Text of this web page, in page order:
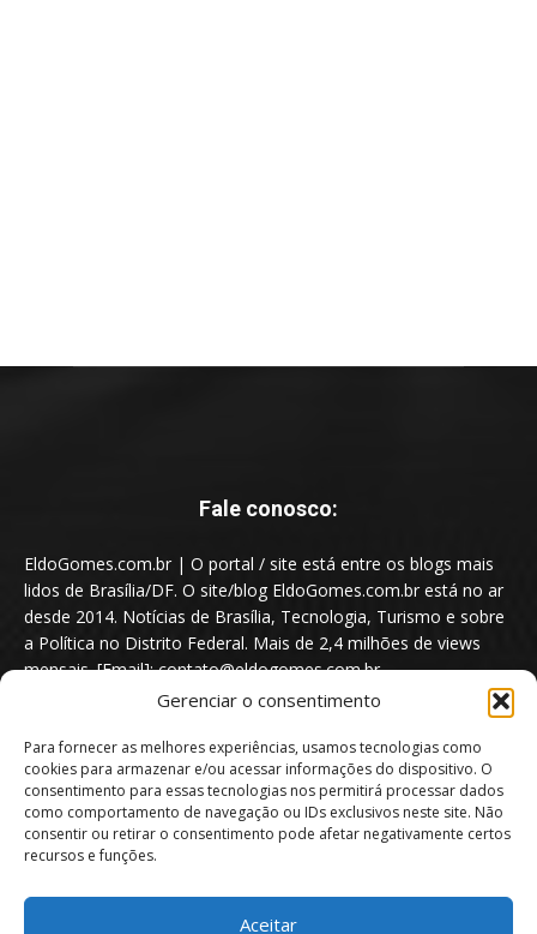
Gerenciar o consentimento
Para fornecer as melhores experiências, usamos tecnologias como
cookies para armazenar e/ou acessar informações do dispositivo. O
consentimento para essas tecnologias nos permitirá processar dados
como comportamento de navegação ou IDs exclusivos neste site. Não
consentir ou retirar o consentimento pode afetar negativamente certos
recursos e funções.
Aceitar
Fale conosco:
EldoGomes.com.br | O portal / site está entre os blogs mais
lidos de Brasília/DF. O site/blog EldoGomes.com.br está no ar
desde 2014. Notícias de Brasília, Tecnologia, Turismo e sobre
a Política no Distrito Federal. Mais de 2,4 milhões de views
mensais. [Email]: contato@eldogomes.com.br